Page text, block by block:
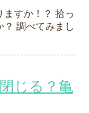
ますか！？ 拾っ
？ 調べてみまし
じる？亀